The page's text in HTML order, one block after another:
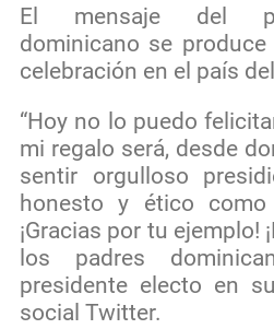
El mensaje del
dominicano se
celebración en el país
“Hoy no lo puedo
mi regalo será, desde
sentir orgulloso
honesto y ético
¡Gracias por tu ejemplo!
los padres
presidente electo en
social Twitter.